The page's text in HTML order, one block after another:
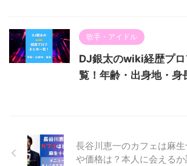
歌手・アイドル
DJ銀太のwiki経歴プ
覧！年齢・出身地・身
長谷川恵一のカフェは麻
や価格は？本人に会えるか